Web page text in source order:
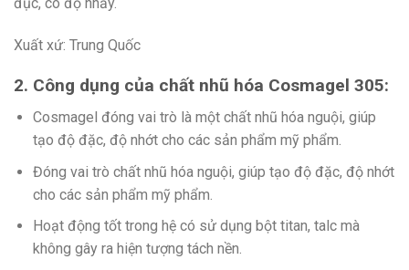
Xuất xứ: Trung Quốc
2. Công dụng của chất nhũ hóa Cosmagel 305:
Cosmagel đóng vai trò là một chất nhũ hóa nguội, giúp
tạo độ đặc, độ nhớt cho các sản phẩm mỹ phẩm.
Đóng vai trò chất nhũ hóa nguội, giúp tạo độ đặc, độ nhớt
cho các sản phẩm mỹ phẩm.
Hoạt động tốt trong hệ có sử dụng bột titan, talc mà
không gây ra hiện tượng tách nền.